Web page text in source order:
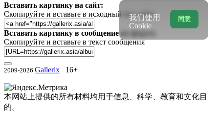
Вставить картинку на сайт:
Скопируйте и вставьте в исходный код сайта
Вставить картинку в сообщение на форум:
Скопируйте и вставьте в текст сообщения
2009-2026 Gallerix 16+
本网站上提供的所有材料均用于信息、科学、教育和文化目
的。
同意
我们使用
Cookie